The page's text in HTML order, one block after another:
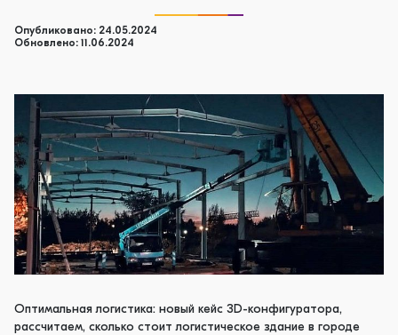
Опубликовано: 24.05.2024
Обновлено: 11.06.2024
Оптимальная логистика: новый кейс 3D-конфигуратора,
рассчитаем, сколько стоит логистическое здание в городе